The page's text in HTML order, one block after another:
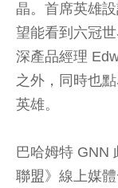
晶。首席英雄
望能看到六冠
深產品經理
之外，同時也
英雄。
巴哈姆特 GNN
聯盟》線上媒